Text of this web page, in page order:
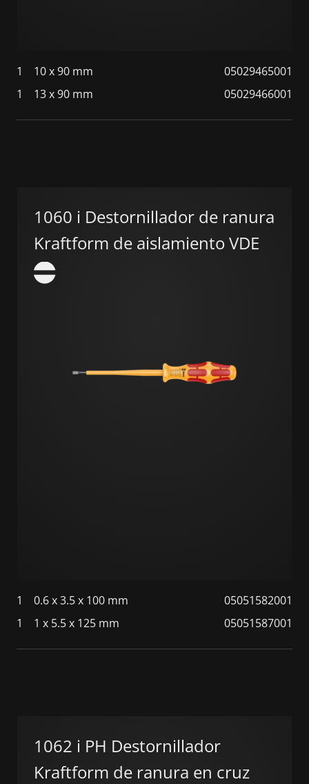
1 10 x 90 mm
05029465001
1
13 x 90 mm 05029466001
1060 i Destornillador de ranura
Kraftform de aislamiento VDE
1 0.6 x 3.5 x 100 mm
05051582001
1
1 x 5.5 x 125 mm 05051587001
1062 i PH Destornillador
Kraftform de ranura en cruz